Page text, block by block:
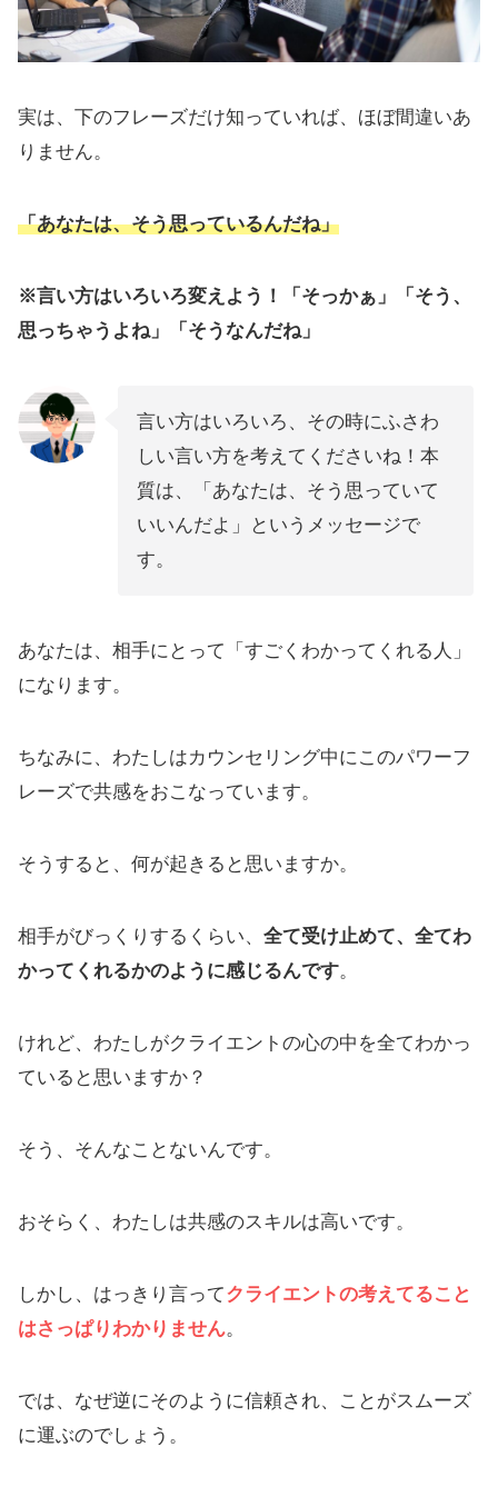
実は、下のフレーズだけ知っていれば、ほぼ間違いあ
りません。
「あなたは、そう思っているんだね」
※言い方はいろいろ変えよう！「そっかぁ」「そう、
思っちゃうよね」「そうなんだね」
言い方はいろいろ、その時にふさわ
しい言い方を考えてくださいね！本
質は、「あなたは、そう思っていて
いいんだよ」というメッセージで
す。
あなたは、相手にとって「すごくわかってくれる人」
になります。
ちなみに、わたしはカウンセリング中にこのパワーフ
レーズで共感をおこなっています。
そうすると、何が起きると思いますか。
相手がびっくりするくらい、 全て受け止めて、全てわ
かってくれるかのように感じるんです。
けれど、わたしがクライエントの心の中を全てわかっ
ていると思いますか？
そう、そんなことないんです。
おそらく、わたしは共感のスキルは高いです。
しかし、はっきり言ってクライエントの考えてること
はさっぱりわかりません。
では、なぜ逆にそのように信頼され、ことがスムーズ
に運ぶのでしょう。